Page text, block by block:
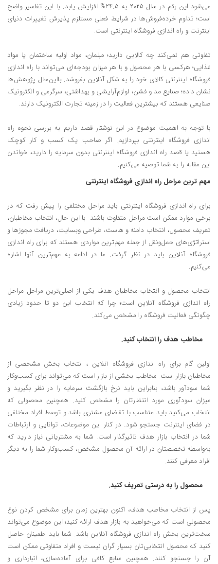
می‌شود این رقم در سال 2025 به 24.5% افزایش یابد. با این تفاسیر واضح
است؛ تداوم خرده‌فروش‌ها در شرایط فعلی مستلزم پذیرش تغییرات دنیای
اینترنت و راه اندازی فروشگاه اینترنتی است.
تفاوتی هم نمی‌کند چه کالایی دارید؛ مبلمان، مواد اولیه ساختمان یا مواد
غذایی؛ هرکسی با هر محصول و با هر میزان بودجه‌ای می‌تواند با راه اندازی
فروشگاه اینترنتی کالای خود را به شکل آنلاین بفروشد. بااین‌حال پژوهش‌ها
نشان داده؛ صنایع مد و فشن، لوازم‌آرایشی و بهداشتی، سرگرمی و الکترونیک
صنایعی هستند که بیشترین فعالیت را در زمینه تجارت الکترونیک دارند.
با توجه به اهمیت موضوع در این نوشتار قصد داریم به بررسی نحوه راه
اندازی فروشگاه اینترنتی بپردازیم. اگر صاحب یک کسب و کار کوچک
هستید یا قصد راه‌ اندازی فروشگاه اینترنتی بدون سرمایه را دارید، خواندن
این مقاله را به شما توصیه می‌کنیم.
مهم ترین مراحل راه اندازی فروشگاه اینترنتی
برای راه اندازی فروشگاه اینترنتی باید مراحل مختلفی را پیش رفت که در
برخی موارد ممکن است مراحل متفاوت باشند. با این حال، انتخاب مخاطبان،
تعریف محصول، انتخاب دامنه و هاست، طراحی وبسایت، دریافت مجوزها و
استراتژی‌های حمل‌ونقل از جمله مهم‌ترین مواردی هستند که برای راه اندازی
فروشگاه آنلاین باید در نظر گرفت. ما در ادامه به مهم‌ترین آنها اشاره
می‌کنیم.
انتخاب محصول و انتخاب مخاطبان هدف یکی از اصلی‌ترین مراحل مراحل
راه اندازی فروشگاه آنلاین است؛ چرا که انتخاب این دو تا حدود زیادی
چگونگی فعالیت فروشگاه را مشخص می‌کند.
مخاطب هدف را انتخاب کنید.
اولین گام برای راه‌ اندازی فروشگاه آنلاین ، انتخاب بخش مشخصی از
مخاطبان بازار است. مخاطب بخشی از بازار است که می‌تواند برای کسب‌وکار
شما سودآور باشد، بنابراین باید نرخ بازگشت سرمایه را در نظر بگیرید و
میزان سودآوری مورد انتظارتان را مشخص کنید. همچنین محصولی که
انتخاب می‌کنید باید متناسب با تقاضای مشتری باشد و توسط افراد مختلفی
در فضای اینترنت جستجو ‌شود. در کنار این موضوعات، توانایی و ارتباطات
شما در انتخاب بازار هدف تاثیرگذار است. شما به مشتریانی نیاز دارید که
به‌واسطه تخصصتان در ارائه آن محصول مشخص، کسب‌وکار شما را به دیگر
افراد معرفی کنند.
محصول را به‌ درستی تعریف کنید.
پس از انتخاب مخاطب هدف، اکنون بهترین زمان برای مشخص کردن نوع
محصولی است که می‌خواهید به بازار هدف ارائه کنید؛ این موضوع می‌تواند
سخت‌ترین بخش راه‌ اندازی فروشگاه آنلاین باشد. شما باید اطمینان حاصل
کنید که محصول انتخابی‌تان بسیار گران نیست و افراد متفاوتی ممکن است
آن را جستجو کنند. همچنین منابع کافی برای آماده‌سازی، انبارداری و